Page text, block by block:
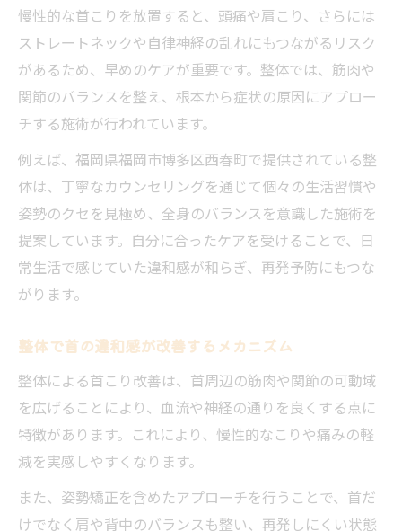
慢性的な首こりを放置すると、頭痛や肩こり、さらには
ストレートネックや自律神経の乱れにもつながるリスク
があるため、早めのケアが重要です。整体では、筋肉や
関節のバランスを整え、根本から症状の原因にアプロー
チする施術が行われています。
例えば、福岡県福岡市博多区西春町で提供されている整
体は、丁寧なカウンセリングを通じて個々の生活習慣や
姿勢のクセを見極め、全身のバランスを意識した施術を
提案しています。自分に合ったケアを受けることで、日
常生活で感じていた違和感が和らぎ、再発予防にもつな
がります。
整体で首の違和感が改善するメカニズム
整体による首こり改善は、首周辺の筋肉や関節の可動域
を広げることにより、血流や神経の通りを良くする点に
特徴があります。これにより、慢性的なこりや痛みの軽
減を実感しやすくなります。
また、姿勢矯正を含めたアプローチを行うことで、首だ
けでなく肩や背中のバランスも整い、再発しにくい状態